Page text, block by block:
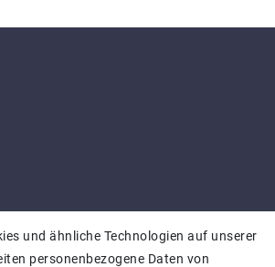
und ähnliche Technologien auf unserer
personenbezogene Daten von